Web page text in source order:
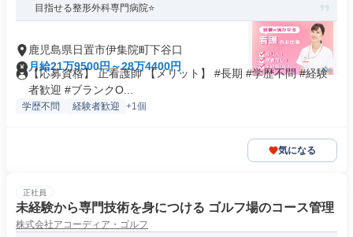
目指せる整形外科専門病院⭐
鹿児島県日置市伊集院町下谷口
月給21万9500円～28万4400円
【応募資格】 正看護師 【メリット】 #長期 #学歴不問 #経験
者歓迎 #ブランクO...
学歴不問 経験者歓迎 +1個
気になる
正社員
未経験から専門技術を身につける ゴルフ場のコース管理
株式会社アコーディア・ゴルフ